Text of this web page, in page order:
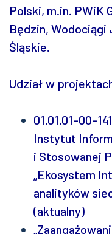
Polski, m.in. PWiK
Będzin, Wodociągi
Śląskie.
Udział w
01.01.01-00-
Instytut
i Stosowanej
„Ekosystem
analityków
(aktualny)